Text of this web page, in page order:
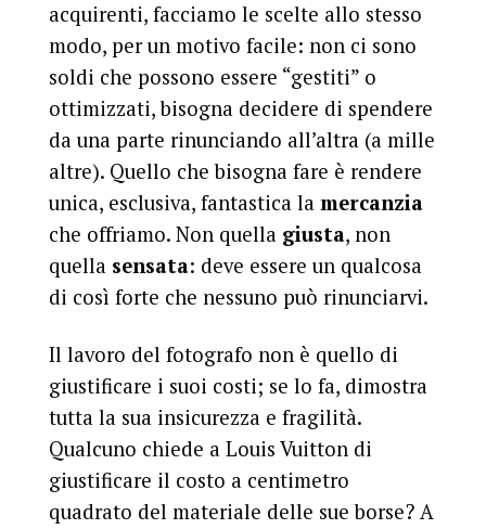
acquirenti, facciamo le scelte allo stesso
modo, per un motivo facile: non ci sono
soldi che possono essere “gestiti” o
ottimizzati, bisogna decidere di spendere
da una parte rinunciando all’altra (a mille
altre). Quello che bisogna fare è rendere
unica, esclusiva, fantastica la mercanzia
che offriamo. Non quella giusta, non
quella sensata: deve essere un qualcosa
di così forte che nessuno può rinunciarvi.
Il lavoro del fotografo non è quello di
giustificare i suoi costi; se lo fa, dimostra
tutta la sua insicurezza e fragilità.
Qualcuno chiede a Louis Vuitton di
giustificare il costo a centimetro
quadrato del materiale delle sue borse? A